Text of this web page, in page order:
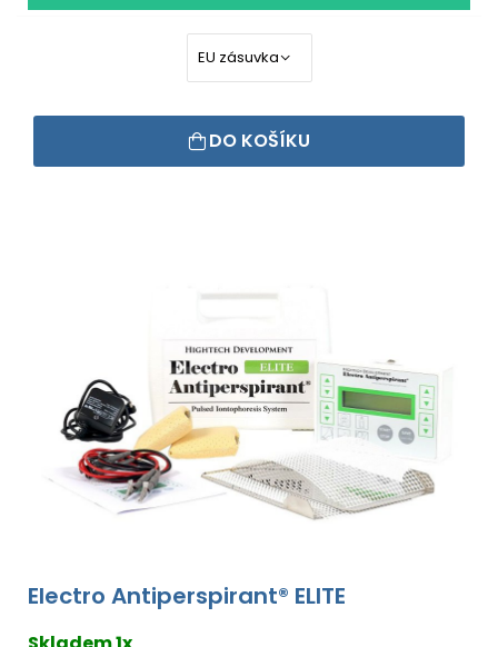
DO KOŠÍKU
Electro Antiperspirant® ELITE